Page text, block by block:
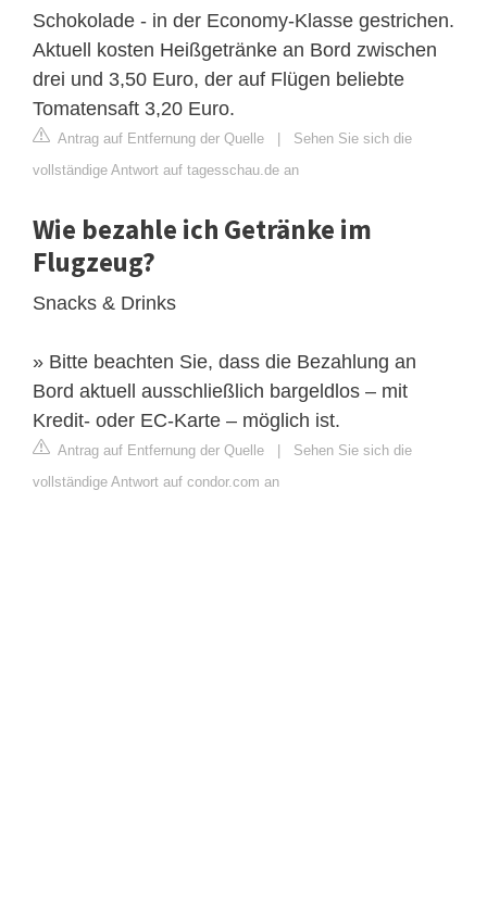
Schokolade - in der Economy-Klasse gestrichen.
Aktuell kosten Heißgetränke an Bord zwischen
drei und 3,50 Euro, der auf Flügen beliebte
Tomatensaft 3,20 Euro.
Antrag auf Entfernung der Quelle | Sehen Sie sich die
vollständige Antwort auf tagesschau.de an
Wie bezahle ich Getränke im
Flugzeug?
Snacks & Drinks
» Bitte beachten Sie, dass die Bezahlung an
Bord aktuell ausschließlich bargeldlos – mit
Kredit- oder EC-Karte – möglich ist.
Antrag auf Entfernung der Quelle | Sehen Sie sich die
vollständige Antwort auf condor.com an